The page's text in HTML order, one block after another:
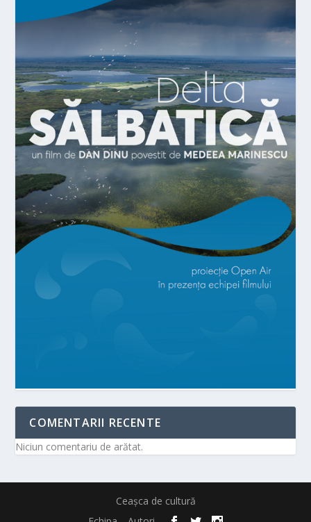
COMENTARII RECENTE
Niciun comentariu de arătat.
Ceașca de cultură